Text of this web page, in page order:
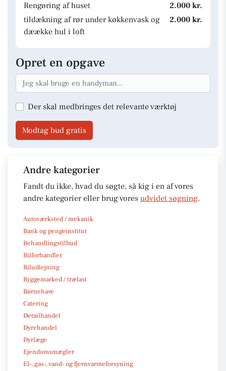
Rengøring af huset
2.000 kr.
tildækning af rør under køkkenvask og
dæække hul i loft
2.000 kr.
Opret en opgave
Der skal medbringes det relevante værktøj
Modtag bud gratis
Andre kategorier
Fandt du ikke, hvad du søgte, så kig i en af vores
andre kategorier eller brug vores udvidet søgning.
Autoværksted / mekanik
Bank og pengeinstitut
Behandlingstilbud
Bilforhandler
Biludlejning
Byggemarked / trælast
Børnehave
Catering
Detailhandel
Dyrehandel
Dyrlæge
Ejendomsmægler
El-, gas-, vand- og fjernvarmeforsyning